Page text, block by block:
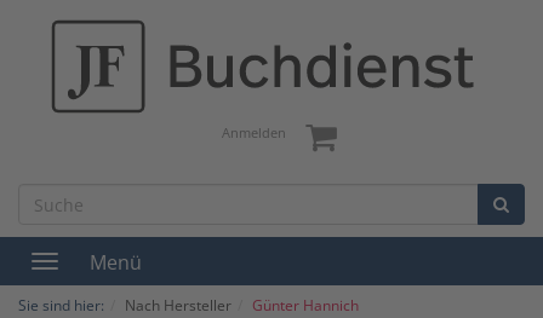
Anmelden
Toggle
navigation
Menü
Sie sind hier: Nach Hersteller Günter Hannich